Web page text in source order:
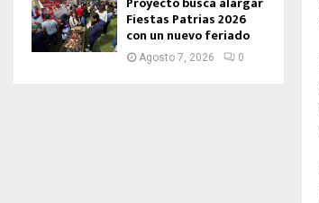
Fiestas Patrias 2026
con un nuevo feriado
Agosto 7, 2026 0